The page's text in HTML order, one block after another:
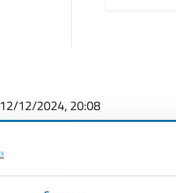
12/12/2024, 20:08